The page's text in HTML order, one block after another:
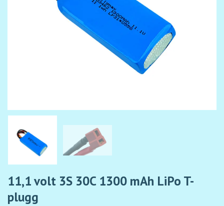
11,1 volt 3S 30C 1300 mAh LiPo T-
plugg